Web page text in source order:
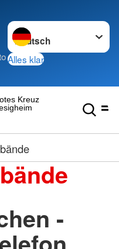
Sprache wechseln zu
Alles klar
Kreuz
-